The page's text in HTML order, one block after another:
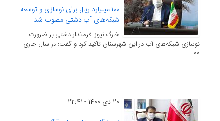
۱۰۰ میلیارد ریال برای نوسازی و توسعه
شبکه‌های آب دشتی مصوب شد
خارگ نیوز: فرماندار دشتی بر ضرورت
نوسازی شبکه‌های آب در این شهرستان تاکید کرد و گفت: در سال جاری
۱۰۰
۲۰ دی ۱۴۰۰ - ۲۲:۴۱